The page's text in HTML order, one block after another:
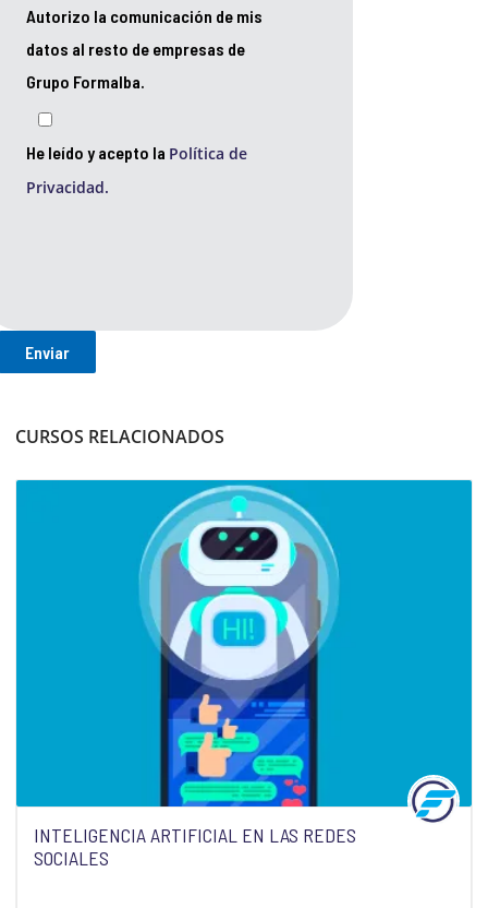
Autorizo la comunicación de mis
datos al resto de empresas de
Grupo Formalba.
He leído y acepto la Política de
Privacidad.
CURSOS RELACIONADOS
INTELIGENCIA ARTIFICIAL EN LAS REDES
SOCIALES